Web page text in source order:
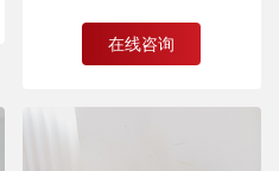
在线咨询